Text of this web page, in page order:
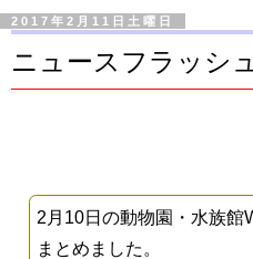
2017年2月11日土曜日
ニュースフラッシ
2月10日の動物園・水族館
まとめました。